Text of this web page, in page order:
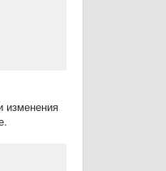
изменения